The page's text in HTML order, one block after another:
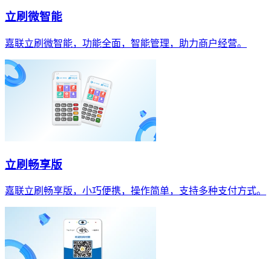
立刷微智能
嘉联立刷微智能，功能全面，智能管理，助力商户经营。
立刷畅享版
嘉联立刷畅享版，小巧便携，操作简单，支持多种支付方式。